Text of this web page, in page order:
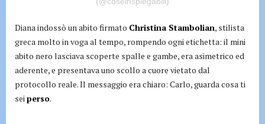
Diana indossò un abito firmato Christina Stambolian, stilista
greca molto in voga al tempo, rompendo ogni etichetta: il mini
abito nero lasciava scoperte spalle e gambe, era asimetrico ed
aderente, e presentava uno scollo a cuore vietato dal
protocollo reale. Il messaggio era chiaro: Carlo, guarda cosa ti
seiperso.